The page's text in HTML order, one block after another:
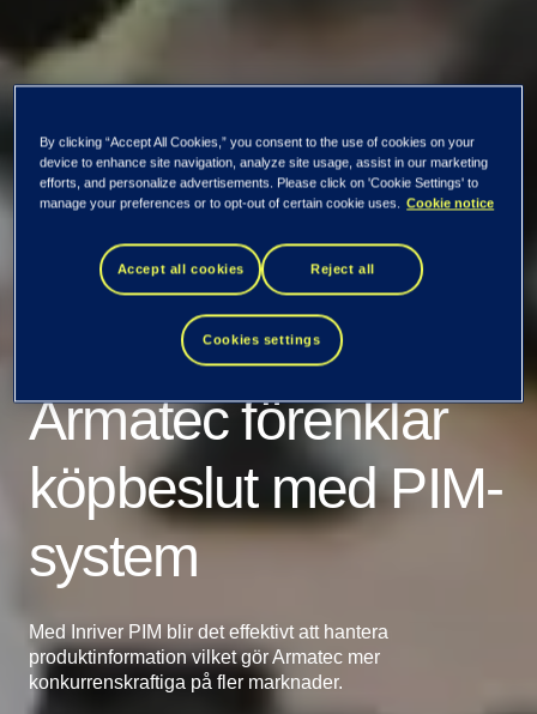
Armatec förenklar
köpbeslut med PIM-
system
Med Inriver PIM blir det effektivt att hantera
produktinformation vilket gör Armatec mer
konkurrenskraftiga på fler marknader.
By clicking “Accept All Cookies,” you consent to the use of cookies on your
device to enhance site navigation, analyze site usage, assist in our marketing
efforts, and personalize advertisements. Please click on 'Cookie Settings' to
manage your preferences or to opt-out of certain cookie uses. Cookie notice
Accept all cookies Reject all
Cookies settings